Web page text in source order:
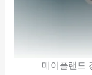
메이플랜드